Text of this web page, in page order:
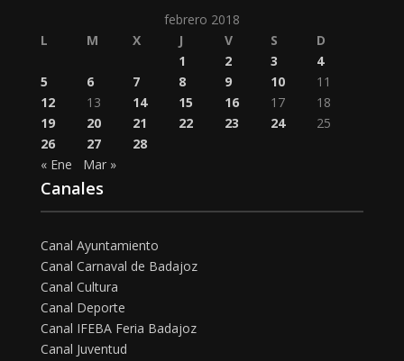
febrero 2018
L
M X J V S
D
1
2 3
4
5
6 7 8 9 10
11
12
13 14 15 16 17
18
19
20 21 22 23 24
25
26
27
28
« Ene
Mar »
Canales
Canal Ayuntamiento
Canal Carnaval de Badajoz
Canal Cultura
Canal Deporte
Canal IFEBA Feria Badajoz
Canal Juventud